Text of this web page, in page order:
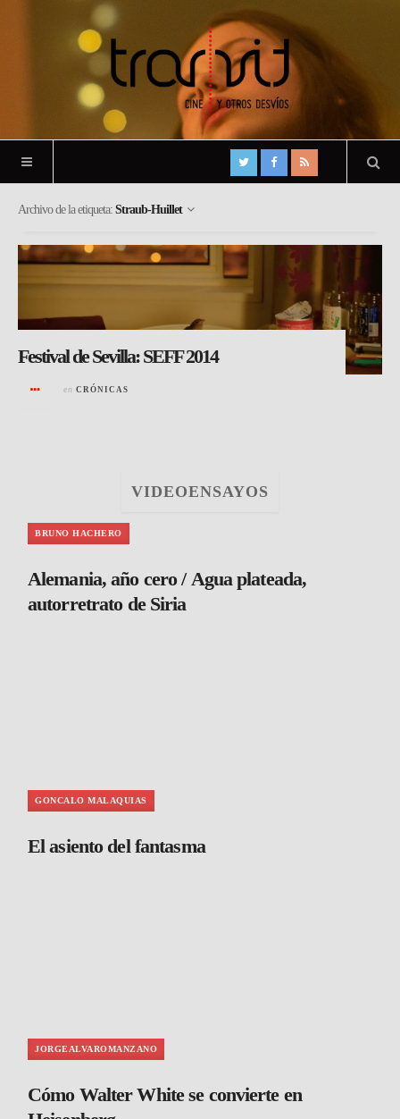
Archivo de la etiqueta: Straub-Huillet
Festival de Sevilla: SEFF 2014
en CRÓNICAS
VIDEOENSAYOS
BRUNO HACHERO
Alemania, año cero / Agua plateada,
autorretrato de Siria
GONCALO MALAQUIAS
El asiento del fantasma
JORGEALVAROMANZANO
Cómo Walter White se convierte en